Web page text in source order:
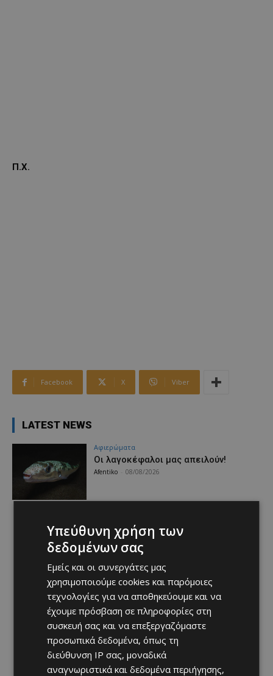
Π.Χ.
Facebook X Viber
LATEST NEWS
Aφιερώματα
Οι λαγοκέφαλοι μας απειλούν!
Afentiko 08/08/2026
Υπεύθυνη χρήση των
δεδομένων σας
Εμείς και οι συνεργάτες μας
χρησιμοποιούμε cookies και παρόμοιες
τεχνολογίες για να αποθηκεύουμε και να
έχουμε πρόσβαση σε πληροφορίες στη
συσκευή σας και να επεξεργαζόμαστε
προσωπικά δεδομένα, όπως τη
διεύθυνση IP σας, μοναδικά
αναγνωριστικά και δεδομένα περιήγησης,